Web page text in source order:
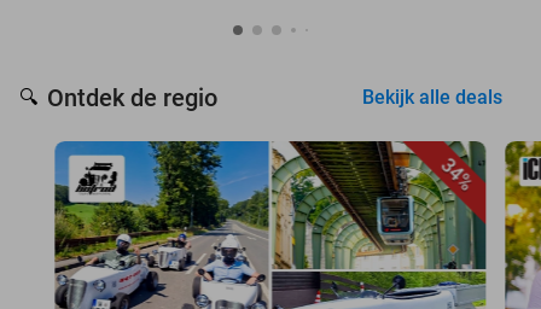
🔍 Ontdek de regio Bekijk alle deals
34%